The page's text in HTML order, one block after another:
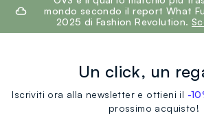
ASCORBYL PALMITATE, CITRIC ACID,
OXIDES), CI 77007 (ULTRAMARINES),
SYNTHETIC FLUORPHLOGOPITE,
ALCOHOL DENAT., VP/VA COPOLYMER,
SODIUM HYDROXIDE, MICA, TIN
(TITANIUM DIOXIDE), CI 77499 (IRON
mondo secondo il report What
2025 di Fashion Revolution.
Un click, un
Iscriviti ora alla newsletter e ottieni il -
prossimo acquisto!